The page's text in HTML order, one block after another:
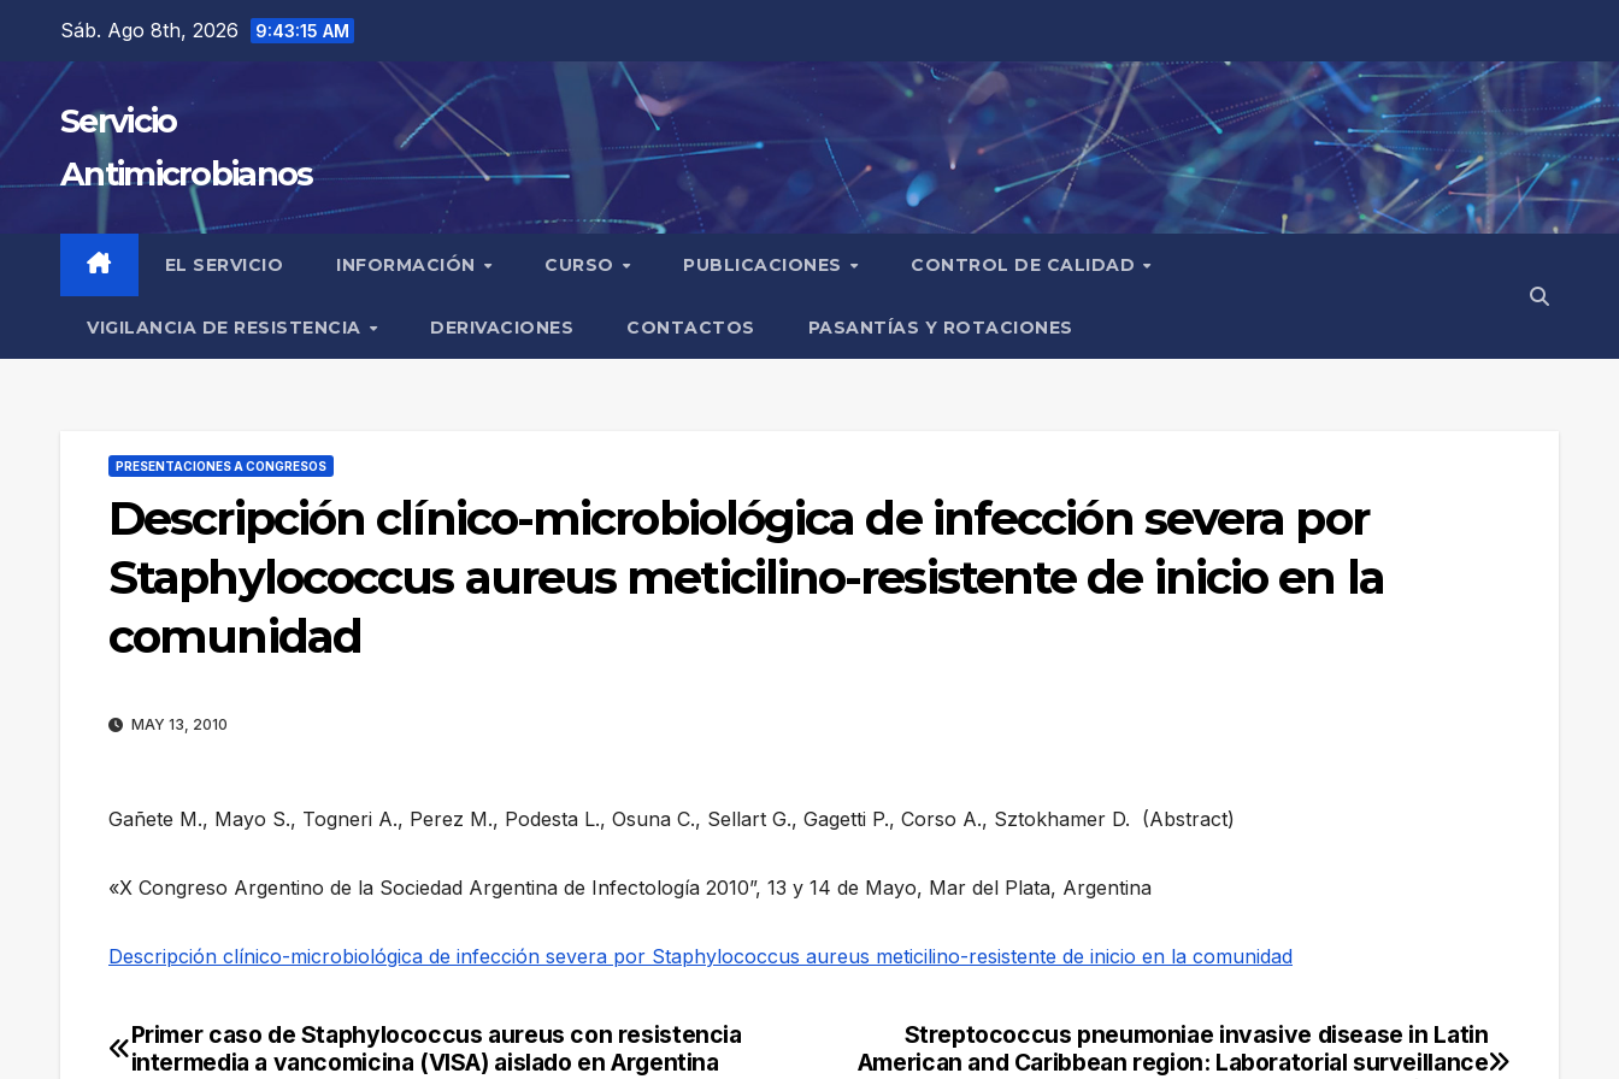
contenido
Sáb. Ago 8th, 2026 9:43:15 AM
Servicio
Antimicrobianos
EL SERVICIO INFORMACIÓN CURSO PUBLICACIONES CONTROL DE CALIDAD
VIGILANCIA DE RESISTENCIA DERIVACIONES CONTACTOS PASANTÍAS Y ROTACIONES
PRESENTACIONES A CONGRESOS
Descripción clínico-microbiológica de infección severa por
Staphylococcus aureus meticilino-resistente de inicio en la
comunidad
MAY 13, 2010
Gañete M., Mayo S., Togneri A., Perez M., Podesta L., Osuna C., Sellart G., Gagetti P., Corso A., Sztokhamer D. (Abstract)
«X Congreso Argentino de la Sociedad Argentina de Infectología 2010”, 13 y 14 de Mayo, Mar del Plata, Argentina
Descripción clínico-microbiológica de infección severa por Staphylococcus aureus meticilino-resistente de inicio en la comunidad
Navegación
Streptococcus pneumoniae invasive disease in Latin
American and Caribbean region: Laboratorial surveillance
Primer caso de Staphylococcus aureus con resistencia
intermedia a vancomicina (VISA) aislado en Argentina